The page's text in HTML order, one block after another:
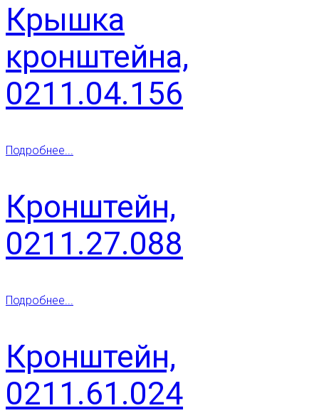
Крышка
кронштейна,
0211.04.156
Подробнее...
Кронштейн,
0211.27.088
Подробнее...
Кронштейн,
0211.61.024